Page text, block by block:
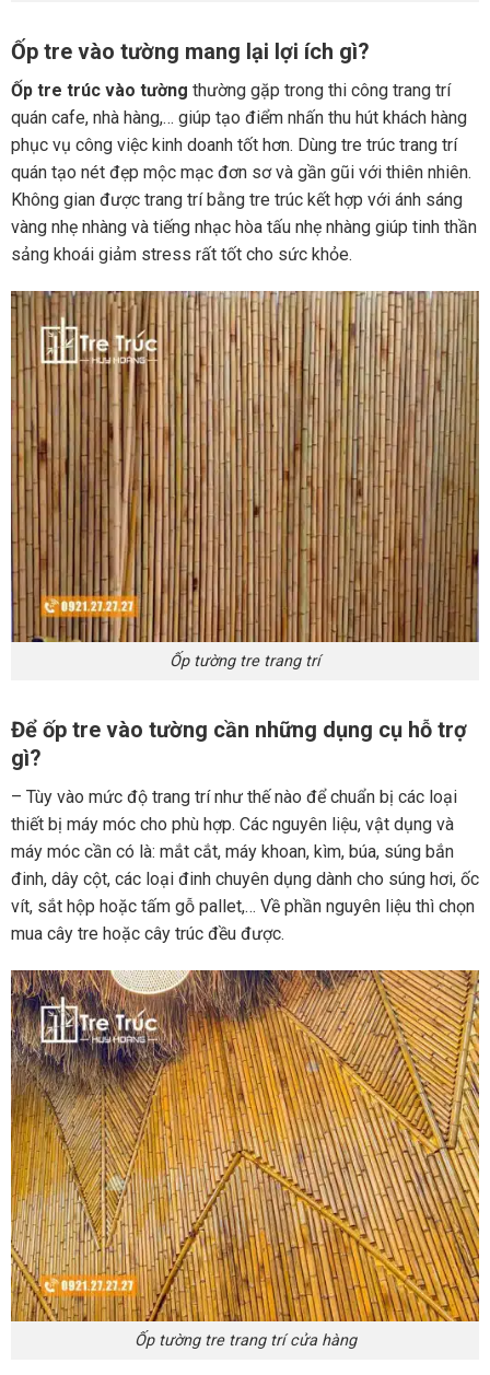
Ốp tre vào tường mang lại lợi ích gì?
Ốp tre trúc vào tường thường gặp trong thi công trang trí
quán cafe, nhà hàng,… giúp tạo điểm nhấn thu hút khách hàng
phục vụ công việc kinh doanh tốt hơn. Dùng tre trúc trang trí
quán tạo nét đẹp mộc mạc đơn sơ và gần gũi với thiên nhiên.
Không gian được trang trí bằng tre trúc kết hợp với ánh sáng
vàng nhẹ nhàng và tiếng nhạc hòa tấu nhẹ nhàng giúp tinh thần
sảng khoái giảm stress rất tốt cho sức khỏe.
Ốp tường tre trang trí
Để ốp tre vào tường cần những dụng cụ hỗ trợ
gì?
– Tùy vào mức độ trang trí như thế nào để chuẩn bị các loại
thiết bị máy móc cho phù hợp. Các nguyên liệu, vật dụng và
máy móc cần có là: mắt cắt, máy khoan, kìm, búa, súng bắn
đinh, dây cột, các loại đinh chuyên dụng dành cho súng hơi, ốc
vít, sắt hộp hoặc tấm gỗ pallet,… Về phần nguyên liệu thì chọn
mua cây tre hoặc cây trúc đều được.
Ốp tường tre trang trí cửa hàng